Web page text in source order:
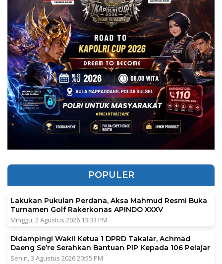
POPULER
Lakukan Pukulan Perdana, Aksa Mahmud Resmi Buka
Turnamen Golf Rakerkonas APINDO XXXV
Minggu, 2 Agustus 2026 13:33 PM
Didampingi Wakil Ketua 1 DPRD Takalar, Achmad
Daeng Se’re Serahkan Bantuan PIP Kepada 106 Pelajar
Senin, 3 Agustus 2026 20:55 PM